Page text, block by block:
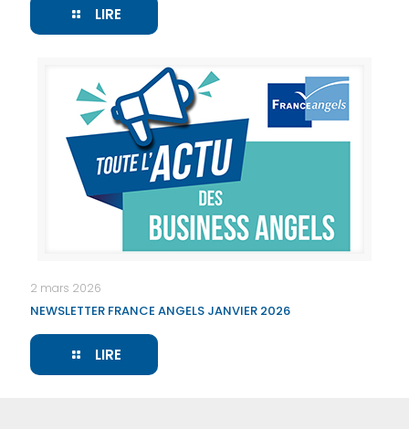
LIRE
2 mars 2026
NEWSLETTER FRANCE ANGELS JANVIER 2026
LIRE